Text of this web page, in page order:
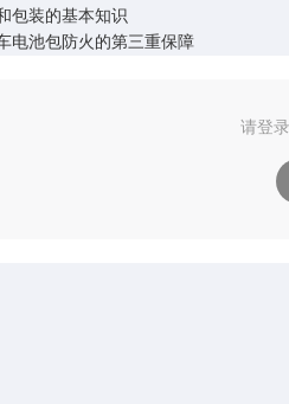
包装的基本知识
池包防火的第三重保障
请登